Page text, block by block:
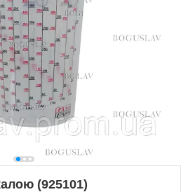
(925101)